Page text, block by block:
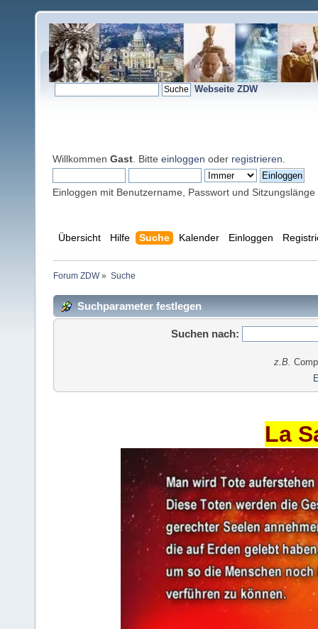
Webseite ZDW
Willkommen Gast . Bitte einloggen oder registrieren
Einloggen mit Benutzername, Passwort und Sitzungslänge
Übersicht Hilfe Suche Kalender Einloggen
Forum ZDW» Suche
Suchparameter festlegen
Suchen nach:
z.B.
La